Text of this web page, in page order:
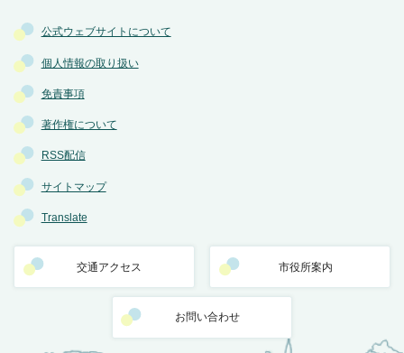
公式ウェブサイトについて
個人情報の取り扱い
免責事項
著作権について
RSS配信
サイトマップ
Translate
交通アクセス 市役所案内
お問い合わせ